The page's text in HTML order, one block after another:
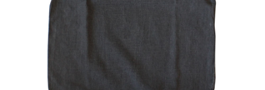
ご注意事項
製品染め後に、洗濯、乾燥済みのため、最も縮んでいる状態
です。着用していくうちに詰まっている編み目が緩み、身体
に馴染んでいきます。
※製品染め商品の特性上、一点一点染め上がりのお色やサイ
ズに若干の誤差がございますので予めご了承ください。ま
た、独特のユーズド感のある表情、多少のゆがみや擦れ、縫
い目部分のしわ、編み地の筋やムラなどは製品の特徴です。